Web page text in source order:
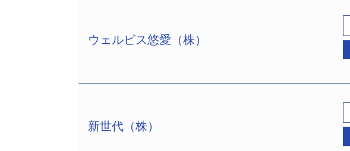
に減少し、約13億3400万円の赤字となり債務超過に陥
化に努めていたが、その後も赤字計上が続いていた。
業績回復が遅れるなか、リサイクルプラントの老朽化も
いた。
揖斐郡大野町で特別養護老人ホーム「ぎふ愛の里」、三
は愛知県豊田市で総合病院の運営を手掛け、2021年3月
負担が重く、2019年3月期以降は3期連続で多額の赤字を
ＭＱ整理（株）（TSR企業コード:570549507、法人番
負債総額は30億円。
業基盤を築いていた。一時期は約1万3000カ所の事業所
億8237万円を計上した。しかし、以降は同業他社との競
工場の売却などリストラに着手。業容が急激に縮小し、
ウェルビス悠愛（株）
ウェルビス悠愛（株）（TSR企業コード:872075826、
新世代（株）